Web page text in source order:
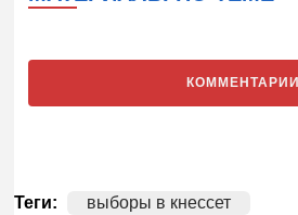
КОММЕНТАРИИ
Теги: выборы в кнессет